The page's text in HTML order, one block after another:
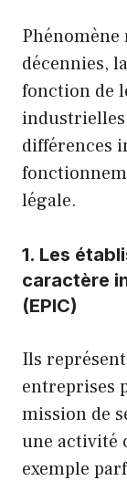
décennies,
fonction de
différences
légale.
1. Les
caractère
(EPIC)
Ils
entreprises
mission de
une activité
exemple